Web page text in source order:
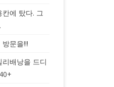
에 탔다. 그
문을!!!
배낭을 드디